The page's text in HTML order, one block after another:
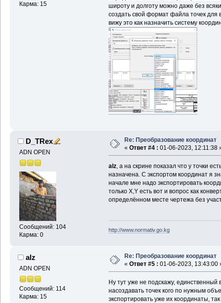
Карма: 15
широту и долготу можно даже без
создать свой формат файла точек для
вижу это как назначить систему
D_TRex
ADN OPEN
Сообщений: 104
Карма: 0
Re: Преобразование координат
« Ответ #4 : 01-06-2023, 12:11:38
alz, а на скрине показал что у точки
назначена. С экспортом координат я
начале мне надо экспортировать
только X,Y есть вот и вопрос как
определённом месте чертежа без
http://www.normativ.go.kg
alz
ADN OPEN
Сообщений: 114
Карма: 15
Re: Преобразование координат
« Ответ #5 : 01-06-2023, 13:43:00
Ну тут уже не подскажу, единственный
насоздавать точек кого по нужным
экспортировать уже их координаты,